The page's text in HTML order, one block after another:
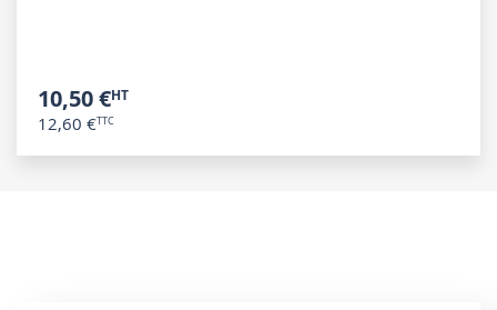
10,50 €
12,60 €